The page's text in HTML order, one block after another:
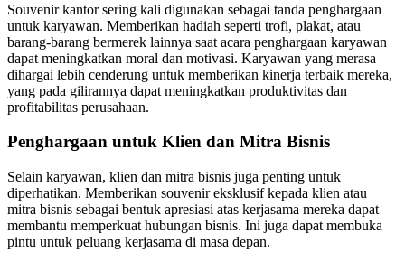
Souvenir kantor sering kali digunakan sebagai tanda penghargaan
untuk karyawan. Memberikan hadiah seperti trofi, plakat, atau
barang-barang bermerek lainnya saat acara penghargaan karyawan
dapat meningkatkan moral dan motivasi. Karyawan yang merasa
dihargai lebih cenderung untuk memberikan kinerja terbaik mereka,
yang pada gilirannya dapat meningkatkan produktivitas dan
profitabilitas perusahaan.
Penghargaan untuk Klien dan Mitra Bisnis
Selain karyawan, klien dan mitra bisnis juga penting untuk
diperhatikan. Memberikan souvenir eksklusif kepada klien atau
mitra bisnis sebagai bentuk apresiasi atas kerjasama mereka dapat
membantu memperkuat hubungan bisnis. Ini juga dapat membuka
pintu untuk peluang kerjasama di masa depan.